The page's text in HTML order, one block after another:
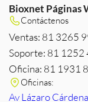
Bioxnet Páginas
Contáctenos
Ventas: 81 3265
Soporte: 81 1252
Oficina: 81 1931
Oficinas:
Av Lázaro